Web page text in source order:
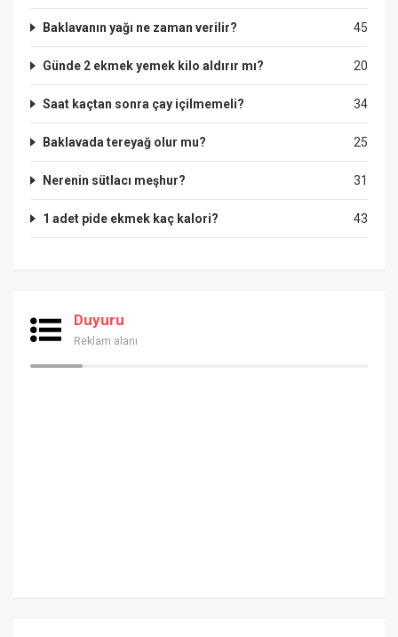
45
Baklavanın yağı ne zaman verilir?
20
Günde 2 ekmek yemek kilo aldırır mı?
34
Saat kaçtan sonra çay içilmemeli?
25
Baklavada tereyağ olur mu?
31
Nerenin sütlacı meşhur?
43
1 adet pide ekmek kaç kalori?
Duyuru
Reklam alanı